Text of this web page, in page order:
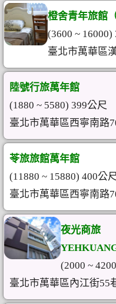
橙舍青年旅館
(3600 ~ 16000)
臺北市萬華區
陸號行旅萬年館
(1880 ~ 5580) 399公尺
臺北市萬華區西寧南路
苓旅旅館萬年館
(11880 ~ 15880) 400公尺
臺北市萬華區西寧南路
夜光商旅
(2000 ~
臺北市萬華區內江街55